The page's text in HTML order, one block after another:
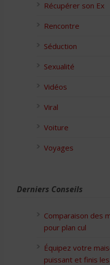
Récupérer son Ex
Rencontre
Séduction
Sexualité
Vidéos
Viral
Voiture
Voyages
Derniers Conseils
Comparaison des
pour plan cul
Équipez votre
puissant et finis